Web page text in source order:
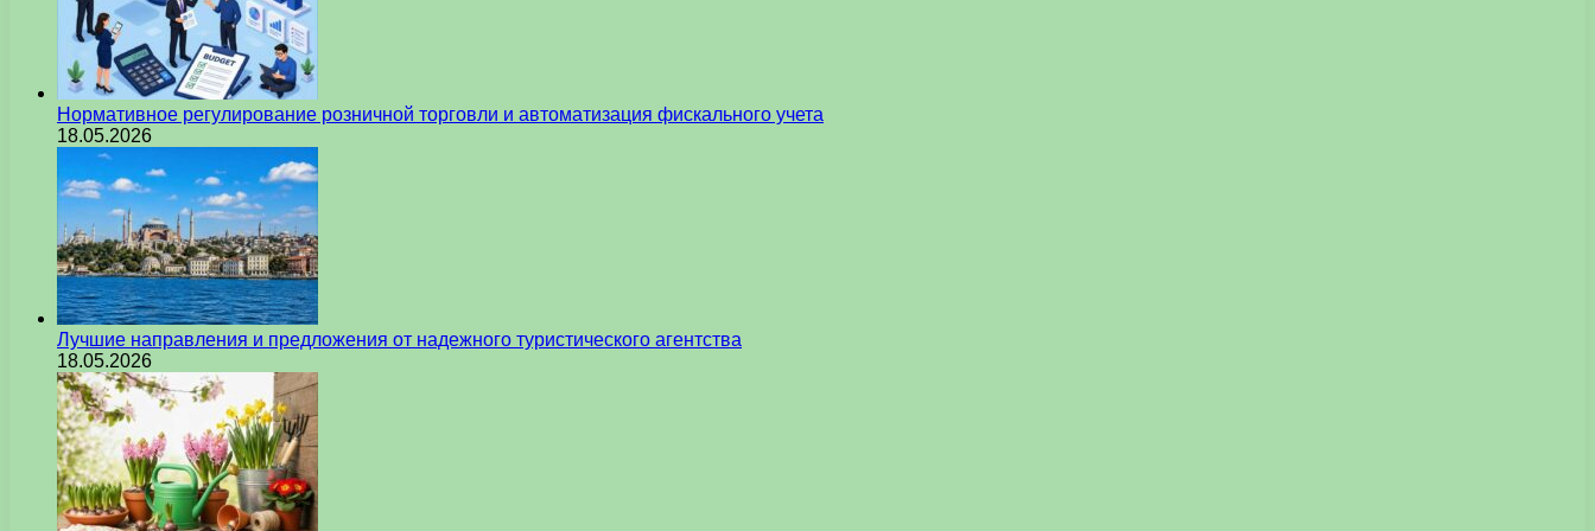
Нормативное регулирование розничной торговли и автоматизация фискального учета
18.05.2026
Лучшие направления и предложения от надежного туристического агентства
18.05.2026